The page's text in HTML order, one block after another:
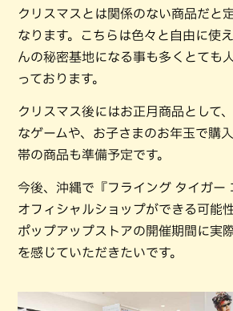
クリスマスとは関係のない商品だと
なります。こちらは色々と自由に使
んの秘密基地になる事も多くとても
っております。
クリスマス後にはお正月商品として
なゲームや、お子さまのお年玉で購
帯の商品も準備予定です。
今後、沖縄で『フライング タイガー
オフィシャルショップができる可能
ポップアップストアの開催期間に実
を感じていただきたいです。